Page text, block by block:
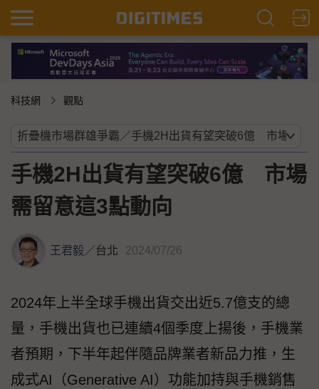
科技網 觀點
手機2H出貨有望突破6億 市場
需留意這3點動向
王君毅／台北 2024/07/26
2024年上半全球手機出貨交出近5.7億支的總
量，手機出貨也已連續4個季度上揚後，手機業
者預期，下半年起伴隨品牌業者新品力推，生
成式AI（Generative AI）功能加持與手機銷售